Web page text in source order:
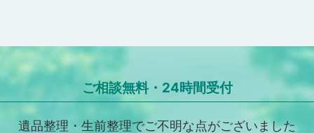
ご相談無料・24時間受付
遺品整理・生前整理でご不明な点がございました